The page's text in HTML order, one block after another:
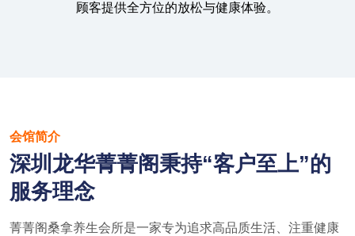
顾客提供全方位的放松与健康体验。
会馆简介
深圳龙华菁菁阁秉持“客户至上”的
服务理念
菁菁阁桑拿养生会所是一家专为追求高品质生活、注重健康